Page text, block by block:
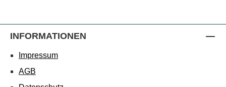
INFORMATIONEN
Impressum
AGB